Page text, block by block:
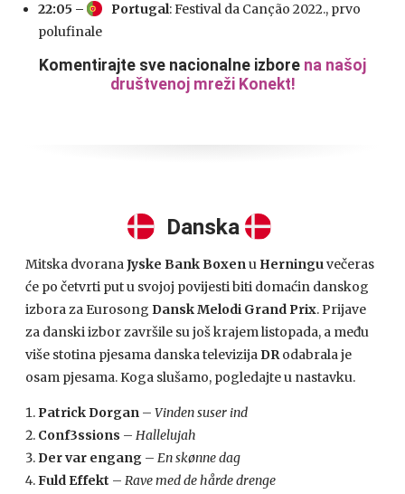
22:05 –
Portugal: Festival da Canção 2022., prvo
polufinale
Komentirajte sve nacionalne izbore na našoj
društvenoj mreži Konekt!
Danska
Mitska dvoranaJyske Bank Boxenu Herninguvečeras
će po četvrti put u svojoj povijesti biti domaćin danskog
izbora za Eurosong Dansk Melodi Grand Prix. Prijave
za danski izbor završile su još krajem listopada, a među
više stotina pjesama danska televizija DRodabrala je
osam pjesama. Koga slušamo, pogledajte u nastavku.
Patrick Dorgan – Vinden suser ind
Conf3ssions – Hallelujah
Der var engang – En skønne dag
Fuld Effekt – Rave med de hårde drenge